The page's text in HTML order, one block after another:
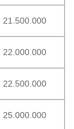
21.500.000
22.000.000
22.500.000
25.000.000